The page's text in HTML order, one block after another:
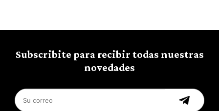
Subscribite para recibir todas nuestras
novedades